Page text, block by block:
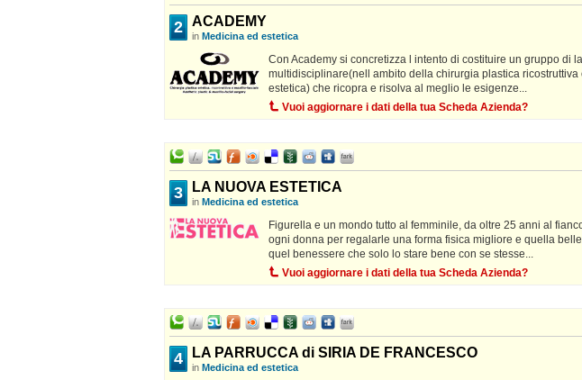
2 ACADEMY
in Medicina ed estetica
Con Academy si concretizza l intento di costituire un gruppo di
multidisciplinare(nell ambito della chirurgia plastica ricostruttiva
estetica) che ricopra e risolva al meglio le esigenze...
Vuoi aggiornare i dati della tua Scheda Azienda?
3 LA NUOVA ESTETICA
in Medicina ed estetica
Figurella e un mondo tutto al femminile, da oltre 25 anni al
ogni donna per regalarle una forma fisica migliore e quella
quel benessere che solo lo stare bene con se stesse...
Vuoi aggiornare i dati della tua Scheda Azienda?
4 LA PARRUCCA di SIRIA DE FRANCESCO
in Medicina ed estetica